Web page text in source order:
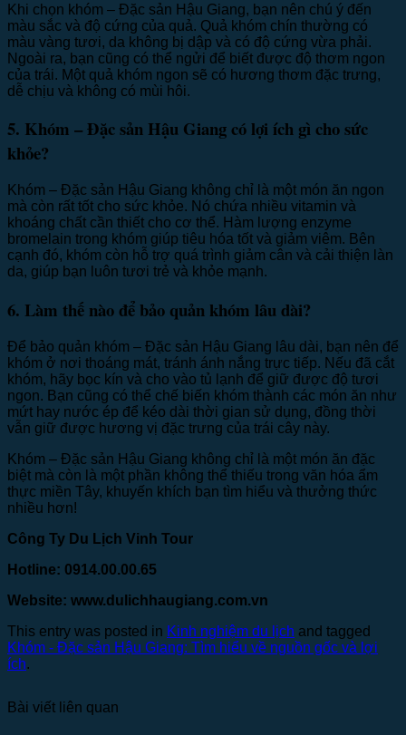
Khi chọn khóm – Đặc sản Hậu Giang, bạn nên chú ý đến
màu sắc và độ cứng của quả. Quả khóm chín thường có
màu vàng tươi, da không bị dập và có độ cứng vừa phải.
Ngoài ra, bạn cũng có thể ngửi để biết được độ thơm ngon
của trái. Một quả khóm ngon sẽ có hương thơm đặc trưng,
dễ chịu và không có mùi hôi.
5. Khóm – Đặc sản Hậu Giang có lợi ích gì cho sức
khỏe?
Khóm – Đặc sản Hậu Giang không chỉ là một món ăn ngon
mà còn rất tốt cho sức khỏe. Nó chứa nhiều vitamin và
khoáng chất cần thiết cho cơ thể. Hàm lượng enzyme
bromelain trong khóm giúp tiêu hóa tốt và giảm viêm. Bên
cạnh đó, khóm còn hỗ trợ quá trình giảm cân và cải thiện làn
da, giúp bạn luôn tươi trẻ và khỏe mạnh.
6. Làm thế nào để bảo quản khóm lâu dài?
Để bảo quản khóm – Đặc sản Hậu Giang lâu dài, bạn nên để
khóm ở nơi thoáng mát, tránh ánh nắng trực tiếp. Nếu đã cắt
khóm, hãy bọc kín và cho vào tủ lạnh để giữ được độ tươi
ngon. Bạn cũng có thể chế biến khóm thành các món ăn như
mứt hay nước ép để kéo dài thời gian sử dụng, đồng thời
vẫn giữ được hương vị đặc trưng của trái cây này.
Khóm – Đặc sản Hậu Giang không chỉ là một món ăn đặc
biệt mà còn là một phần không thể thiếu trong văn hóa ẩm
thực miền Tây, khuyến khích bạn tìm hiểu và thưởng thức
nhiều hơn!
Công Ty Du Lịch Vinh Tour
Hotline: 0914.00.00.65
Website: www.dulichhaugiang.com.vn
This entry was posted in Kinh nghiệm du lịch and tagged
Khóm - Đặc sản Hậu Giang: Tìm hiểu về nguồn gốc và lợi
ích.
Bài viết liên quan